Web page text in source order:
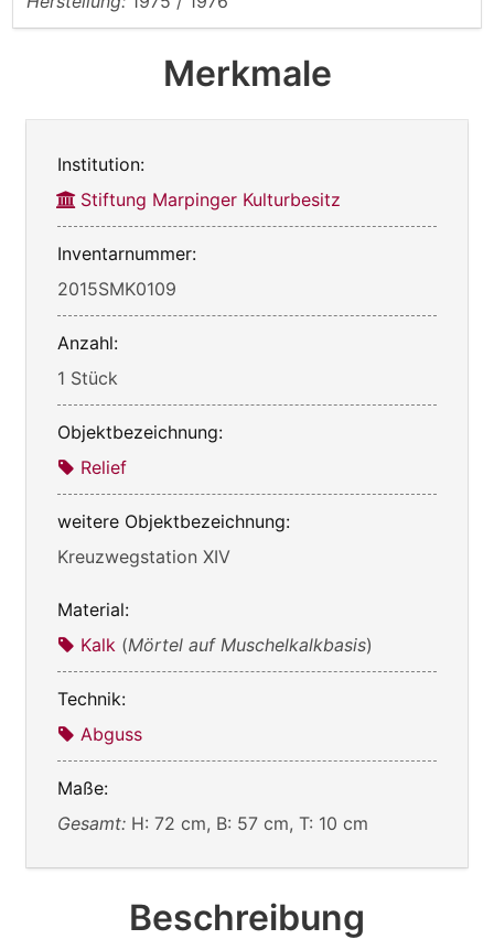
Merkmale
Institution:
Stiftung Marpinger Kulturbesitz
Inventarnummer:
2015SMK0109
Anzahl:
1 Stück
Objektbezeichnung:
Relief
weitere Objektbezeichnung:
Kreuzwegstation XIV
Material:
Kalk (Mörtel auf Muschelkalkbasis)
Technik:
Abguss
Maße:
Gesamt: H: 72 cm, B: 57 cm, T: 10 cm
Beschreibung